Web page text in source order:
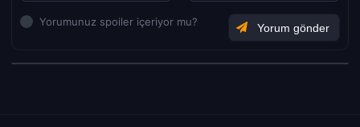
Yorumunuz spoiler içeriyor mu?